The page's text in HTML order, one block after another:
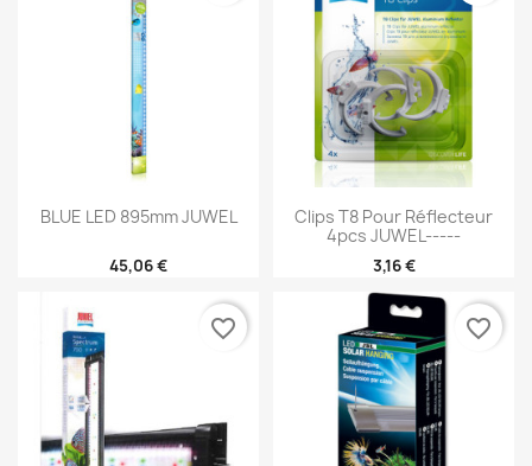
BLUE LED 895mm JUWEL
45,06 €
Clips T8 Pour Réflecteur
4pcs JUWEL-----
3,16 €
favorite_border favorite_border